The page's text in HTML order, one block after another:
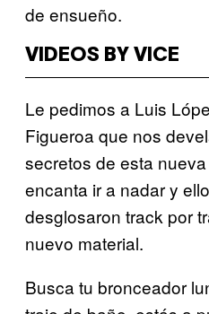
de ensueño.
VIDEOS BY VICE
Le pedimos a Luis
Figueroa que nos
secretos de esta
encanta ir a nadar y
desglosaron track por
nuevo material.
Busca tu bronceador